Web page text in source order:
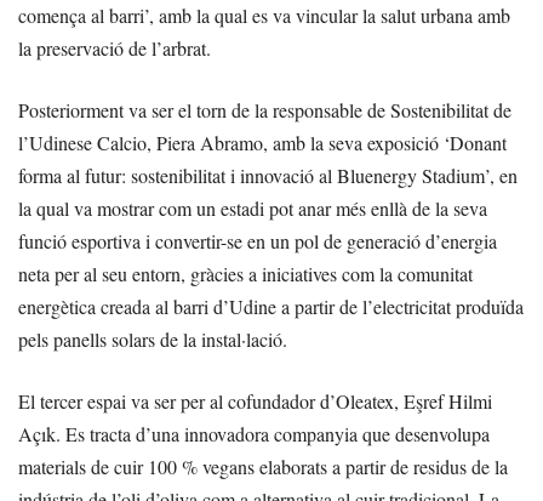
comença al barri’, amb la qual es va vincular la salut urbana amb
la preservació de l’arbrat.
Posteriorment va ser el torn de la responsable de Sostenibilitat de
l’Udinese Calcio, Piera Abramo, amb la seva exposició ‘Donant
forma al futur: sostenibilitat i innovació al Bluenergy Stadium’, en
la qual va mostrar com un estadi pot anar més enllà de la seva
funció esportiva i convertir-se en un pol de generació d’energia
neta per al seu entorn, gràcies a iniciatives com la comunitat
energètica creada al barri d’Udine a partir de l’electricitat produïda
pels panells solars de la instal·lació.
El tercer espai va ser per al cofundador d’Oleatex, Eşref Hilmi
Açık. Es tracta d’una innovadora companyia que desenvolupa
materials de cuir 100 % vegans elaborats a partir de residus de la